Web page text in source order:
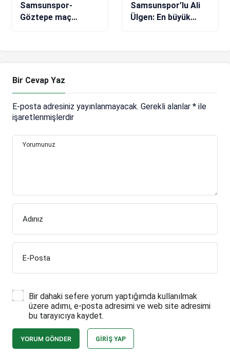
Samsunspor-
Göztepe maç
Samsunspor’lu Ali
Ülgen: En büyük
Bir Cevap Yaz
E-posta adresiniz yayınlanmayacak. Gerekli alanlar * ile
işaretlenmişlerdir
Yorumunuz
Adınız
E-Posta
Bir dahaki sefere yorum yaptığımda kullanılmak
üzere adımı, e-posta adresimi ve web site adresimi
bu tarayıcıya kaydet.
YORUM GÖNDER GIRIŞ YAP